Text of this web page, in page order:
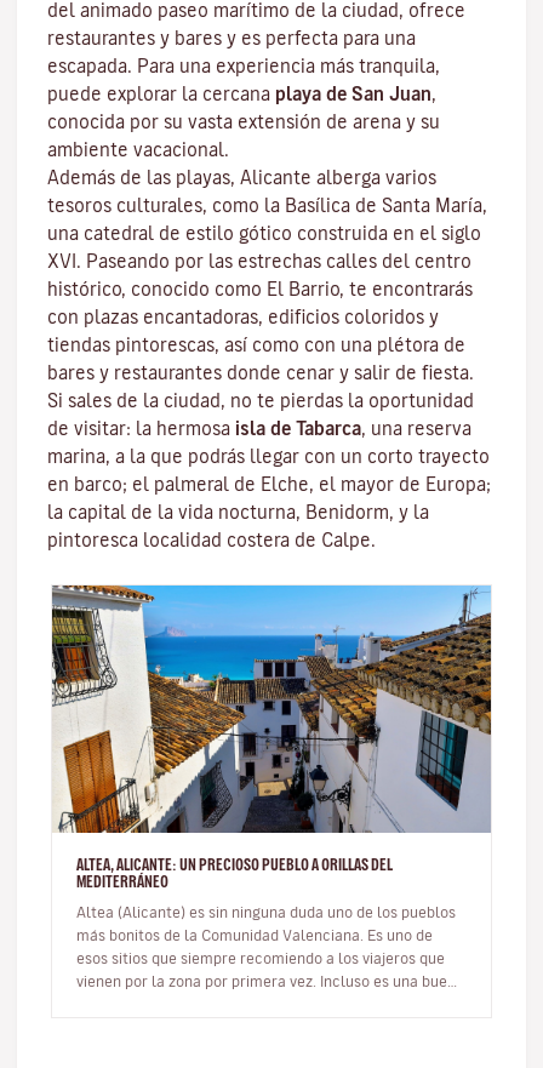
del animado paseo marítimo de la ciudad, ofrece
restaurantes y bares y es perfecta para una
escapada. Para una experiencia más tranquila,
puede explorar la cercana playa de San Juan,
conocida por su vasta extensión de arena y su
ambiente vacacional.
Además de las playas, Alicante alberga varios
tesoros culturales, como la Basílica de Santa María,
una catedral de estilo gótico construida en el siglo
XVI. Paseando por las estrechas calles del centro
histórico, conocido como El Barrio, te encontrarás
con plazas encantadoras, edificios coloridos y
tiendas pintorescas, así como con una plétora de
bares y restaurantes donde cenar y salir de fiesta.
Si sales de la ciudad, no te pierdas la oportunidad
de visitar: la hermosa isla de Tabarca, una reserva
marina, a la que podrás llegar con un corto trayecto
en barco; el palmeral de Elche, el mayor de Europa;
la capital de la vida nocturna, Benidorm, y la
pintoresca localidad costera de Calpe.
ALTEA, ALICANTE: UN PRECIOSO PUEBLO A ORILLAS DEL
MEDITERRÁNEO
Altea (Alicante) es sin ninguna duda uno de los pueblos
más bonitos de la Comunidad Valenciana. Es uno de
esos sitios que siempre recomiendo a los viajeros que
vienen por la zona por primera vez. Incluso es una buena